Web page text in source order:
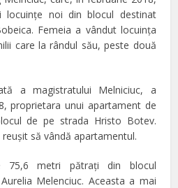
noi din blocul destinat
Femeia a vândut locuinţa
care la rândul său, peste două
a magistratului Melniciuc, a
proprietara unui apartament de
de pe strada Hristo Botev.
să vândă apartamentul.
75,6 metri pătraţi din blocul
Melenciuc. Aceasta a mai